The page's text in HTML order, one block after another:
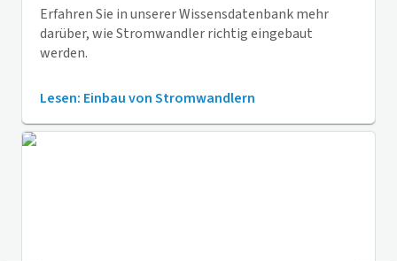
Erfahren Sie in unserer Wissensdatenbank mehr
darüber, wie Stromwandler richtig eingebaut
werden.
Lesen: Einbau von Stromwandlern